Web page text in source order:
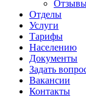
Отделы
Услуги
Тарифы
Населению
Документы
Задать
Вакансии
Контакты